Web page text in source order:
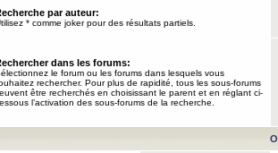
par auteur:
* comme joker pour des résultats partiels.
dans les forums:
le forum ou les forums dans lesquels vous
rechercher. Pour plus de rapidité, tous les sous-forums
être recherchés en choisissant le parent et en réglant ci-
l’activation des sous-forums de la recherche.